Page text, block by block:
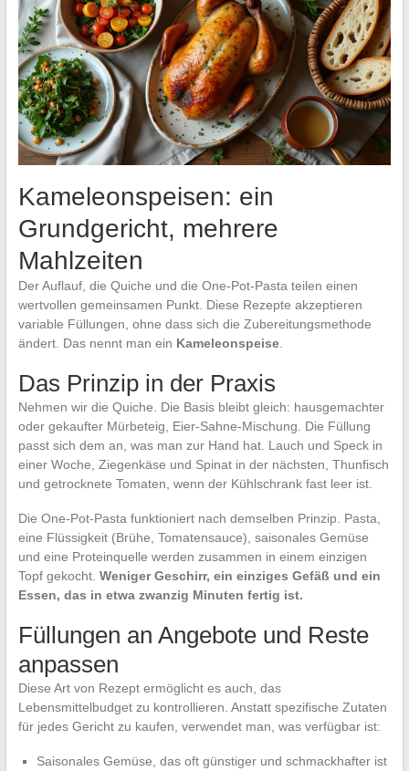
Kameleonspeisen: ein
Grundgericht, mehrere
Mahlzeiten
Der Auflauf, die Quiche und die One-Pot-Pasta teilen einen
wertvollen gemeinsamen Punkt. Diese Rezepte akzeptieren
variable Füllungen, ohne dass sich die Zubereitungsmethode
ändert. Das nennt man ein Kameleonspeise.
Das Prinzip in der Praxis
Nehmen wir die Quiche. Die Basis bleibt gleich: hausgemachter
oder gekaufter Mürbeteig, Eier-Sahne-Mischung. Die Füllung
passt sich dem an, was man zur Hand hat. Lauch und Speck in
einer Woche, Ziegenkäse und Spinat in der nächsten, Thunfisch
und getrocknete Tomaten, wenn der Kühlschrank fast leer ist.
Die One-Pot-Pasta funktioniert nach demselben Prinzip. Pasta,
eine Flüssigkeit (Brühe, Tomatensauce), saisonales Gemüse
und eine Proteinquelle werden zusammen in einem einzigen
Topf gekocht. Weniger Geschirr, ein einziges Gefäß und ein
Essen, das in etwa zwanzig Minuten fertig ist.
Füllungen an Angebote und Reste
anpassen
Diese Art von Rezept ermöglicht es auch, das
Lebensmittelbudget zu kontrollieren. Anstatt spezifische Zutaten
für jedes Gericht zu kaufen, verwendet man, was verfügbar ist:
Saisonales Gemüse, das oft günstiger und schmackhafter ist